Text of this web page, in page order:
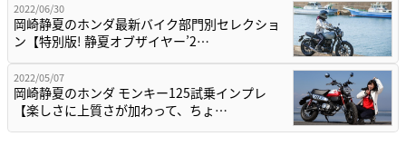
2022/06/30
岡崎静夏のホンダ最新バイク部門別セレクショ
ン【特別版! 静夏オブザイヤー’2…
2022/05/07
岡崎静夏のホンダ モンキー125試乗インプレ
【楽しさに上質さが加わって、ちょ…